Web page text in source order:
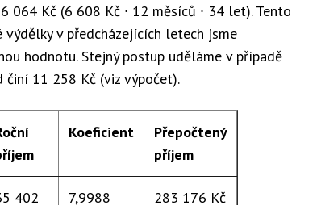
064 Kč (6 608 Kč ∙ 12 měsíců ∙ 34 let). Tento
výdělky v předcházejících letech jsme
hodnotu. Stejný postup uděláme v případě
11 258 Kč (viz výpočet).
Koeficient
Přepočtený
příjem
402
7,9988 283 176 Kč